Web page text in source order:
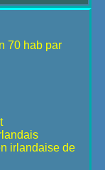
70 hab par
irlandaise de